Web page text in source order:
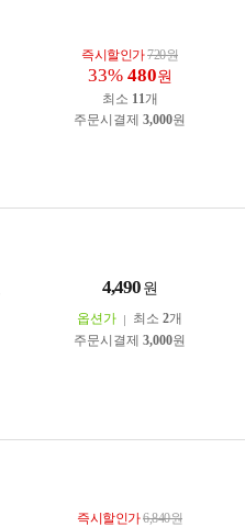
즉시할인가720원
33% 480원
최소 11개
주문시결제 3,000원
4,490 원
옵션가 최소 2개
주문시결제 3,000원
즉시할인가6,840원